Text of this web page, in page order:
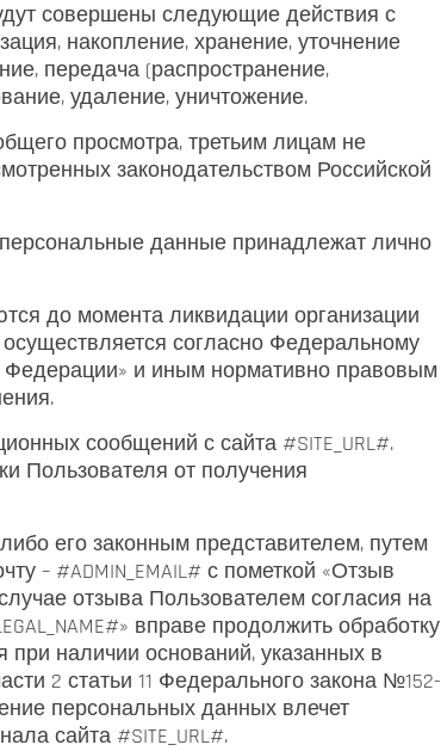
совершены следующие действия с
накопление, хранение, уточнение
передача (распространение,
удаление, уничтожение.
просмотра, третьим лицам не
законодательством Российской
данные принадлежат лично
до момента ликвидации организации
осуществляется согласно Федеральному
и иным нормативно правовым
сообщений с сайта #SITE_URL#.
Пользователя от получения
его законным представителем, путем
– #ADMIN_EMAIL# с пометкой «Отзыв
отзыва Пользователем согласия на
вправе продолжить обработку
наличии оснований, указанных в
2 статьи 11 Федерального закона №152-
персональных данных влечет
сайта #SITE_URL#.